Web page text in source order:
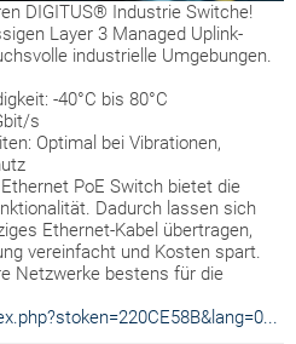
DIGITUS® Industrie Switche!
Layer 3 Managed Uplink-
industrielle Umgebungen.
-40°C bis 80°C
s
Optimal bei Vibrationen,
PoE Switch bietet die
Dadurch lassen sich
Ethernet-Kabel übertragen,
vereinfacht und Kosten spart.
Netzwerke bestens für die